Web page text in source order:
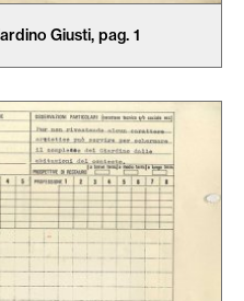
Giusti, pag. 1